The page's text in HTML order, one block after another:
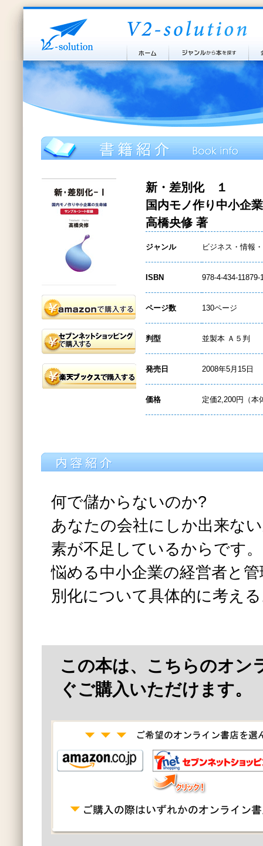
新・差別化 １
国内モノ作り中小企
高橋央修 著
ジャンル ビジネス・情報
ISBN 978-4-434-11879-
ページ数 130ページ
判型 並製本 Ａ５判
発売日 2008年5月15日
価格 定価2,200円（本
何で儲からないのか?
あなたの会社にしか出来な
素が不足しているからです。
悩める中小企業の経営者と
別化について具体的に考え
この本は、こちらのオン
ぐご購入いただけます。